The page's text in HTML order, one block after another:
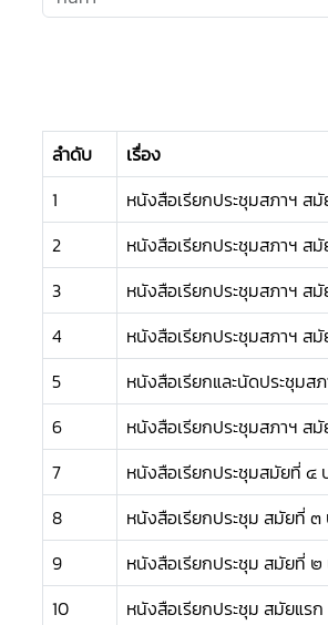
ลำดับ เรื่อง
1
หนังสือเรียกประชุมสภาฯ ส
2
หนังสือเรียกประชุมสภาฯ ส
3
หนังสือเรียกประชุมสภาฯ ส
4
หนังสือเรียกประชุมสภาฯ ส
5
หนังสือเรียกและนัดประชุม
6
หนังสือเรียกประชุมสภาฯ
7
หนังสือเรียกประชุมสมัยที่
8
หนังสือเรียกประชุม สมัยที่
9
หนังสือเรียกประชุม สมัยที่
10
หนังสือเรียกประชุม สมัยแร